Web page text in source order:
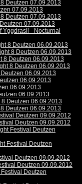
Deutzen 07.09.2013
07.09.2013
Deutzen 07.09.2013
07.09.2013
Yggdrasil - Nocturnal
8 Deutzen 06.09.2013
8 Deutzen 06.09.2013
8 Deutzen 06.09.2013
8 Deutzen 06.09.2013
06.09.2013
06.09.2013
06.09.2013
06.09.2013
Deutzen 06.09.2013
Deutzen 06.09.2013
Deutzen 09.09.2012
Deutzen 09.09.2012
Festival Deutzen
Festival Deutzen
Deutzen 09.09.2012
Deutzen 09.09.2012
Deutzen